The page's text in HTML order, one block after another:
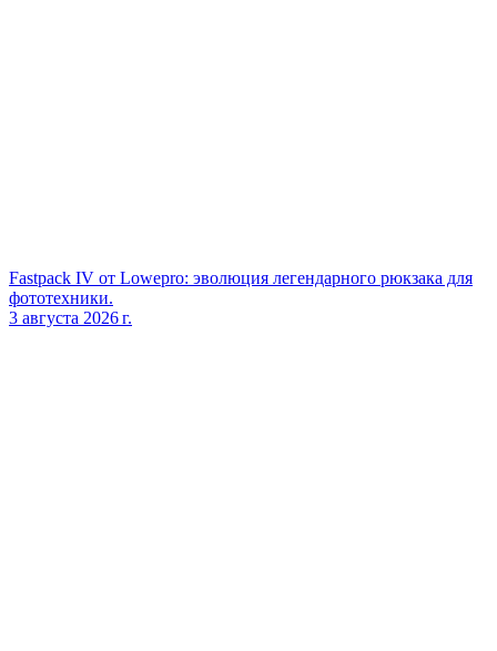
Fastpack IV от Lowepro: эволюция легендарного рюкзака для
фототехники.
3 августа 2026 г.